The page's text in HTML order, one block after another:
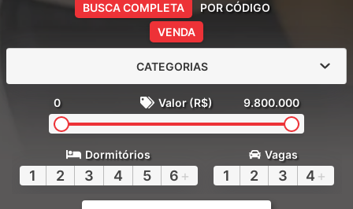
VENDA
BUSCA COMPLETA POR CÓDIGO
CATEGORIAS
0 Valor (R$) 9.800.000
Dormitórios
1 2 3 4 5 6 +
Vagas
1 2 3 4 +